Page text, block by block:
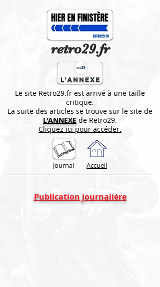
retro29.fr
Le site Retro29.fr est arrivé à une taille
critique.
La suite des articles se trouve sur le site de
L'ANNEXE de Retro29.
Cliquez ici pour accéder.
Journal Accueil
Publication journalière